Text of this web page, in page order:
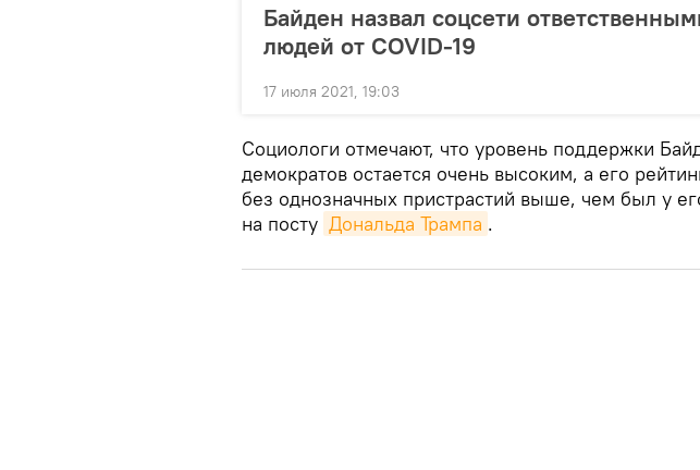
Байден назвал соцсети
людей от COVID-19
17 июля 2021, 19:03
Социологи отмечают, что уровень поддержки
демократов остается очень высоким, а его
без однозначных пристрастий выше, чем был у
на посту Дональда Трампа .